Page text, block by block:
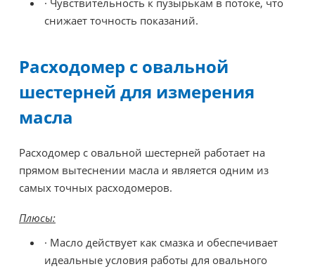
снижает точность показаний.
Расходомер с овальной
шестерней для измерения
масла
Расходомер с овальной шестерней работает на
прямом вытеснении масла и является одним из
самых точных расходомеров.
Плюсы:
· Масло действует как смазка и обеспечивает
идеальные условия работы для овального